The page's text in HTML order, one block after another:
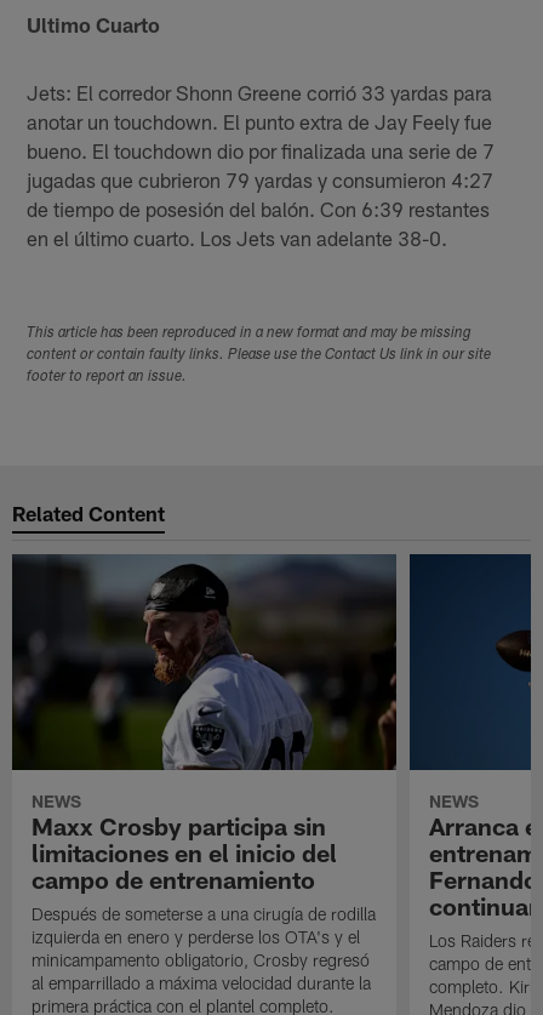
Ultimo Cuarto
Jets: El corredor Shonn Greene corrió 33 yardas para
anotar un touchdown. El punto extra de Jay Feely fue
bueno. El touchdown dio por finalizada una serie de 7
jugadas que cubrieron 79 yardas y consumieron 4:27
de tiempo de posesión del balón. Con 6:39 restantes
en el último cuarto. Los Jets van adelante 38-0.
This article has been reproduced in a new format and may be missing
content or contain faulty links. Please use the Contact Us link in our site
footer to report an issue.
Related Content
NEWS
Maxx Crosby participa sin
limitaciones en el inicio del
campo de entrenamiento
Después de someterse a una cirugía de rodilla
izquierda en enero y perderse los OTA's y el
minicampamento obligatorio, Crosby regresó
al emparrillado a máxima velocidad durante la
primera práctica con el plantel completo.
NEWS
Arranca
Los Raiders
campo de
completo. Kirk
Mendoza dio